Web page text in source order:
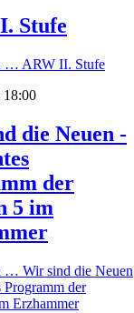
Stufe
… ARW II. Stufe
18:00
die Neuen -
der
5 im
… Wir sind die Neuen
Programm der
Erzhammer